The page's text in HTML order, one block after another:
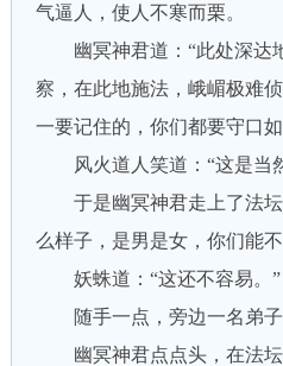
气逼人，使人不寒而栗。
幽冥神君道：“此处深达
察，在此地施法，峨嵋极难
一要记住的，你们都要守口
风火道人笑道：“这是当
于是幽冥神君走上了法坛
么样子，是男是女，你们能
妖蛛道：“这还不容易。”
随手一点，旁边一名弟子
幽冥神君点点头，在法坛